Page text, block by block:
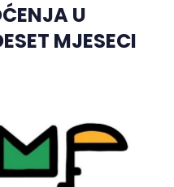
U
MJESECI